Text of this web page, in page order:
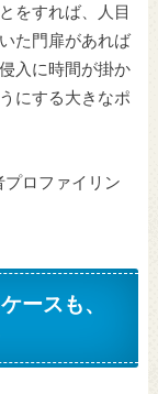
をすれば、人目
た門扉があれば
入に時間が掛か
にする大きなポ
ロファイリン
ースも、